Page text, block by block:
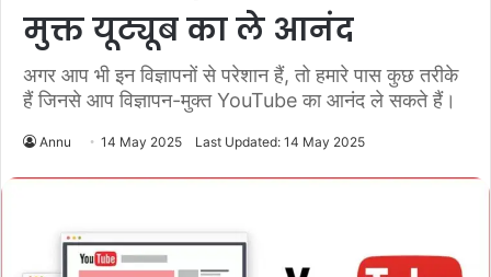
मुक्त यूट्यूब का ले आनंद
अगर आप भी इन विज्ञापनों से परेशान हैं, तो हमारे पास कुछ तरीके
हैं जिनसे आप विज्ञापन-मुक्त YouTube का आनंद ले सकते हैं।
Annu 14 May 2025 Last Updated: 14 May 2025